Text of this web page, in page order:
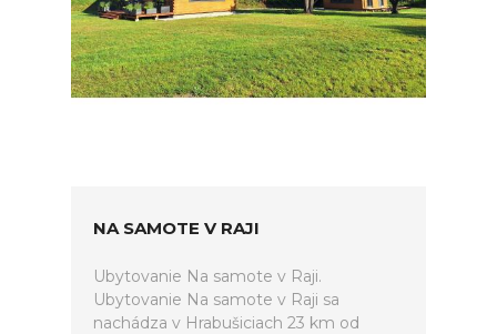
NA SAMOTE V RAJI
Ubytovanie Na samote v Raji.
Ubytovanie Na samote v Raji sa
nachádza v Hrabušiciach 23 km od